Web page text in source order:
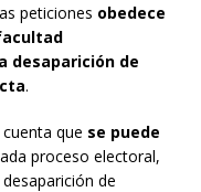
peticiones obedece
desaparición de
.
que se puede
proceso electoral,
de